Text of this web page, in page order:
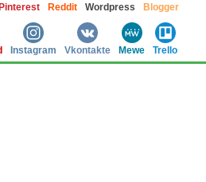
Reddit Wordpress Blogger
Instagram Vkontakte Mewe Trello